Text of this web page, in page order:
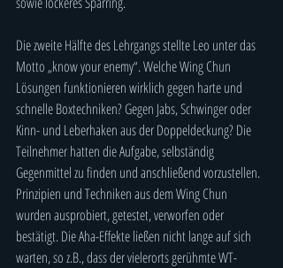
Die zweite Hälfte des Lehrgangs stellte Leo unter das
Motto „know your enemy“. Welche Wing Chun
Lösungen funktionieren wirklich gegen harte und
schnelle Boxtechniken? Gegen Jabs, Schwinger oder
Kinn- und Leberhaken aus der Doppeldeckung? Die
Teilnehmer hatten die Aufgabe, selbständig
Gegenmittel zu finden und anschließend vorzustellen.
Prinzipien und Techniken aus dem Wing Chun
wurden ausprobiert, getestet, verworfen oder
bestätigt. Die Aha-Effekte ließen nicht lange auf sich
warten, so z.B., dass der vielerorts gerühmte WT-